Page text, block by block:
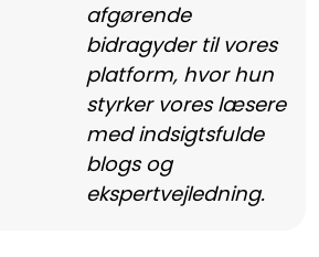
afgørende
bidragyder til vores
platform, hvor hun
styrker vores læsere
med indsigtsfulde
blogs og
ekspertvejledning.